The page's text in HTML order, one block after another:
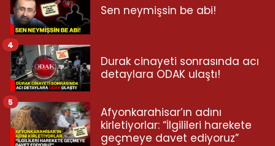
Sen neymişsin be abi!
Durak cinayeti sonrasında acı
detaylara ODAK ulaştı!
4
Afyonkarahisar’ın adını
kirletiyorlar: “İlgilileri harekete
geçmeye davet ediyoruz”
5